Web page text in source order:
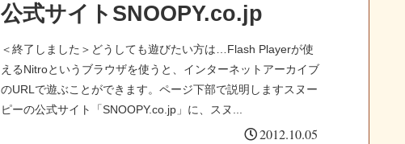
公式サイトSNOOPY.co.jp
＜終了しました＞どうしても遊びたい方は…Flash Playerが使
えるNitroというブラウザを使うと、インターネットアーカイブ
のURLで遊ぶことができます。ページ下部で説明しますスヌー
ピーの公式サイト「SNOOPY.co.jp」に、スヌ...
2012.10.05